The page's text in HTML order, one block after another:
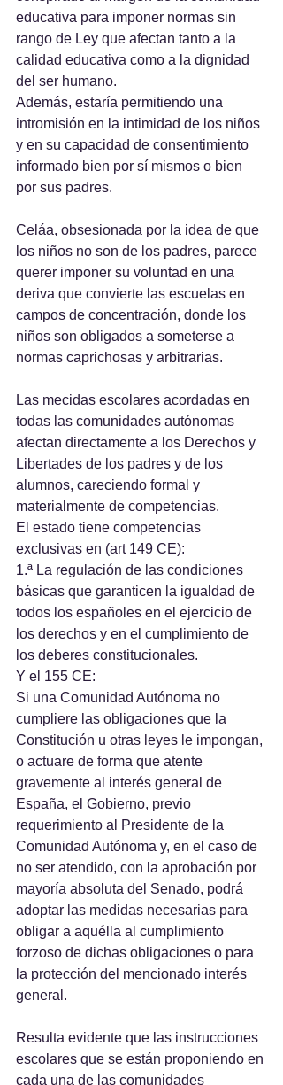
educativa para imponer normas sin
rango de Ley que afectan tanto a la
calidad educativa como a la dignidad
del ser humano.
Además, estaría permitiendo una
intromisión en la intimidad de los niños
y en su capacidad de consentimiento
informado bien por sí mismos o bien
por sus padres.
Celáa, obsesionada por la idea de que
los niños no son de los padres, parece
querer imponer su voluntad en una
deriva que convierte las escuelas en
campos de concentración, donde los
niños son obligados a someterse a
normas caprichosas y arbitrarias.
Las mecidas escolares acordadas en
todas las comunidades autónomas
afectan directamente a los Derechos y
Libertades de los padres y de los
alumnos, careciendo formal y
materialmente de competencias.
El estado tiene competencias
exclusivas en (art 149 CE):
1.ª La regulación de las condiciones
básicas que garanticen la igualdad de
todos los españoles en el ejercicio de
los derechos y en el cumplimiento de
los deberes constitucionales.
Y el 155 CE:
Si una Comunidad Autónoma no
cumpliere las obligaciones que la
Constitución u otras leyes le impongan,
o actuare de forma que atente
gravemente al interés general de
España, el Gobierno, previo
requerimiento al Presidente de la
Comunidad Autónoma y, en el caso de
no ser atendido, con la aprobación por
mayoría absoluta del Senado, podrá
adoptar las medidas necesarias para
obligar a aquélla al cumplimiento
forzoso de dichas obligaciones o para
la protección del mencionado interés
general.
Resulta evidente que las instrucciones
escolares que se están proponiendo en
cada una de las comunidades